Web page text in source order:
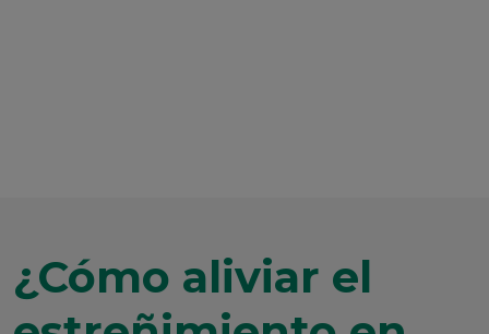
¿Cómo aliviar el